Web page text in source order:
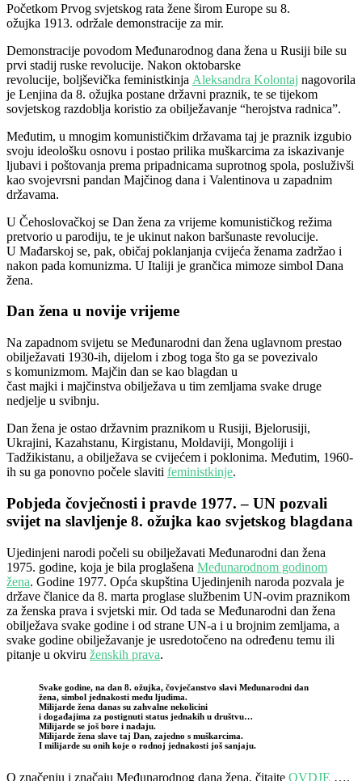
Početkom Prvog svjetskog rata žene širom Europe su 8.
ožujka 1913. održale demonstracije za mir.
Demonstracije povodom Međunarodnog dana žena u Rusiji bile su
prvi stadij ruske revolucije. Nakon oktobarske
revolucije, boljševička feministkinja Aleksandra Kolontaj nagovorila
je Lenjina da 8. ožujka postane državni praznik, te se tijekom
sovjetskog razdoblja koristio za obilježavanje “herojstva radnica”.
Međutim, u mnogim komunističkim državama taj je praznik izgubio
svoju ideološku osnovu i postao prilika muškarcima za iskazivanje
ljubavi i poštovanja prema pripadnicama suprotnog spola, posluživši
kao svojevrsni pandan Majčinog dana i Valentinova u zapadnim
državama.
U Čehoslovačkoj se Dan žena za vrijeme komunističkog režima
pretvorio u parodiju, te je ukinut nakon baršunaste revolucije.
U Mađarskoj se, pak, običaj poklanjanja cvijeća ženama zadržao i
nakon pada komunizma. U Italiji je grančica mimoze simbol Dana
žena.
Dan žena u novije vrijeme
Na zapadnom svijetu se Međunarodni dan žena uglavnom prestao
obilježavati 1930-ih, dijelom i zbog toga što ga se povezivalo
s komunizmom. Majčin dan se kao blagdan u
čast majki i majčinstva obilježava u tim zemljama svake druge
nedjelje u svibnju.
Dan žena je ostao državnim praznikom u Rusiji, Bjelorusiji,
Ukrajini, Kazahstanu, Kirgistanu, Moldaviji, Mongoliji i
Tadžikistanu, a obilježava se cvijećem i poklonima. Međutim, 1960-
ih su ga ponovno počele slaviti feministkinje.
Pobjeda čovječnosti i pravde 1977. – UN pozvali
svijet na slavljenje 8. ožujka kao svjetskog blagdana
Ujedinjeni narodi počeli su obilježavati Međunarodni dan žena
1975. godine, koja je bila proglašena Međunarodnom godinom
žena. Godine 1977. Opća skupština Ujedinjenih naroda pozvala je
države članice da 8. marta proglase službenim UN-ovim praznikom
za ženska prava i svjetski mir. Od tada se Međunarodni dan žena
obilježava svake godine i od strane UN-a i u brojnim zemljama, a
svake godine obilježavanje je usredotočeno na određenu temu ili
pitanje u okviru ženskih prava.
Svake godine, na dan 8. ožujka, čovječanstvo slavi Međunarodni dan
žena, simbol jednakosti među ljudima.
Milijarde žena danas su zahvalne nekolicini
i događajima za postignuti status jednakih u društvu…
Milijarde se još bore i nadaju.
Milijarde žena slave taj Dan, zajedno s muškarcima.
I milijarde su onih koje o rodnoj jednakosti još sanjaju.
O značenju i značaju Međunarodnog dana žena, čitajte OVDJE ….